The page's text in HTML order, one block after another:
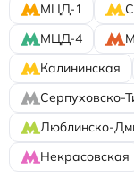
МЦД-1
МЦД-4
Калининская
Серпуховско-
Люблинско-
Некрасовская